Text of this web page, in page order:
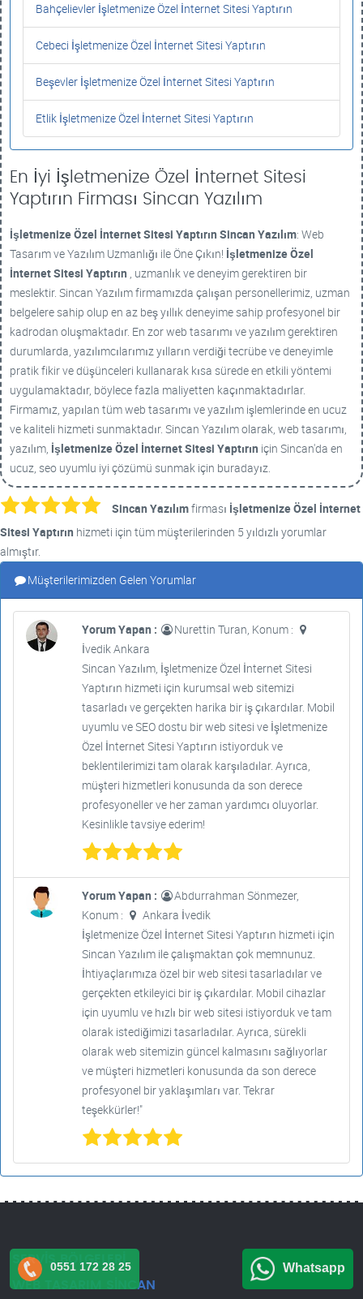
Bahçelievler İşletmenize Özel İnternet Sitesi Yaptırın
Cebeci İşletmenize Özel İnternet Sitesi Yaptırın
Beşevler İşletmenize Özel İnternet Sitesi Yaptırın
Etlik İşletmenize Özel İnternet Sitesi Yaptırın
En İyi İşletmenize Özel İnternet Sitesi
Yaptırın Firması Sincan Yazılım
İşletmenize Özel İnternet Sitesi Yaptırın Sincan Yazılım: Web
Tasarım ve Yazılım Uzmanlığı ile Öne Çıkın! İşletmenize Özel
İnternet Sitesi Yaptırın , uzmanlık ve deneyim gerektiren bir
meslektir. Sincan Yazılım firmamızda çalışan personellerimiz, uzman
belgelere sahip olup en az beş yıllık deneyime sahip profesyonel bir
kadrodan oluşmaktadır. En zor web tasarımı ve yazılım gerektiren
durumlarda, yazılımcılarımız yılların verdiği tecrübe ve deneyimle
pratik fikir ve düşünceleri kullanarak kısa sürede en etkili yöntemi
uygulamaktadır, böylece fazla maliyetten kaçınmaktadırlar.
Firmamız, yapılan tüm web tasarımı ve yazılım işlemlerinde en ucuz
ve kaliteli hizmeti sunmaktadır. Sincan Yazılım olarak, web tasarımı,
yazılım, İşletmenize Özel İnternet Sitesi Yaptırın için Sincan'da en
ucuz, seo uyumlu iyi çözümü sunmak için buradayız.
Sincan Yazılımfirması İşletmenize Özel İnternet
Sitesi Yaptırın hizmeti için tüm müşterilerinden 5 yıldızlı yorumlar
almıştır.
Müşterilerimizden Gelen Yorumlar
Yorum Yapan :
Nurettin Turan, Konum :
İvedik Ankara
Sincan Yazılım, İşletmenize Özel İnternet Sitesi
Yaptırın hizmeti için kurumsal web sitemizi
tasarladı ve gerçekten harika bir iş çıkardılar. Mobil
uyumlu ve SEO dostu bir web sitesi ve İşletmenize
Özel İnternet Sitesi Yaptırın istiyorduk ve
beklentilerimizi tam olarak karşıladılar. Ayrıca,
müşteri hizmetleri konusunda da son derece
profesyoneller ve her zaman yardımcı oluyorlar.
Kesinlikle tavsiye ederim!
Yorum Yapan :
Abdurrahman Sönmezer,
Konum :
Ankara İvedik
İşletmenize Özel İnternet Sitesi Yaptırın hizmeti için
Sincan Yazılım ile çalışmaktan çok memnunuz.
İhtiyaçlarımıza özel bir web sitesi tasarladılar ve
gerçekten etkileyici bir iş çıkardılar. Mobil cihazlar
için uyumlu ve hızlı bir web sitesi istiyorduk ve tam
olarak istediğimizi tasarladılar. Ayrıca, sürekli
olarak web sitemizin güncel kalmasını sağlıyorlar
ve müşteri hizmetleri konusunda da son derece
profesyonel bir yaklaşımları var. Tekrar
teşekkürler!"
SERVİS BÖLGELERİ
WEB TASARIM SİNCAN
0551 172 28 25 Whatsapp